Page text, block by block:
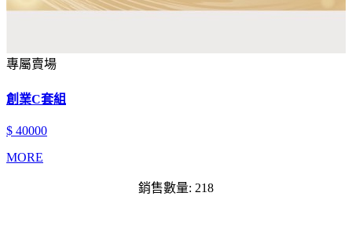
專屬賣場
創業C套組
$ 40000
MORE
銷售數量: 218